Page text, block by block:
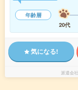
年齢層
20代
気になる!
派遣会社